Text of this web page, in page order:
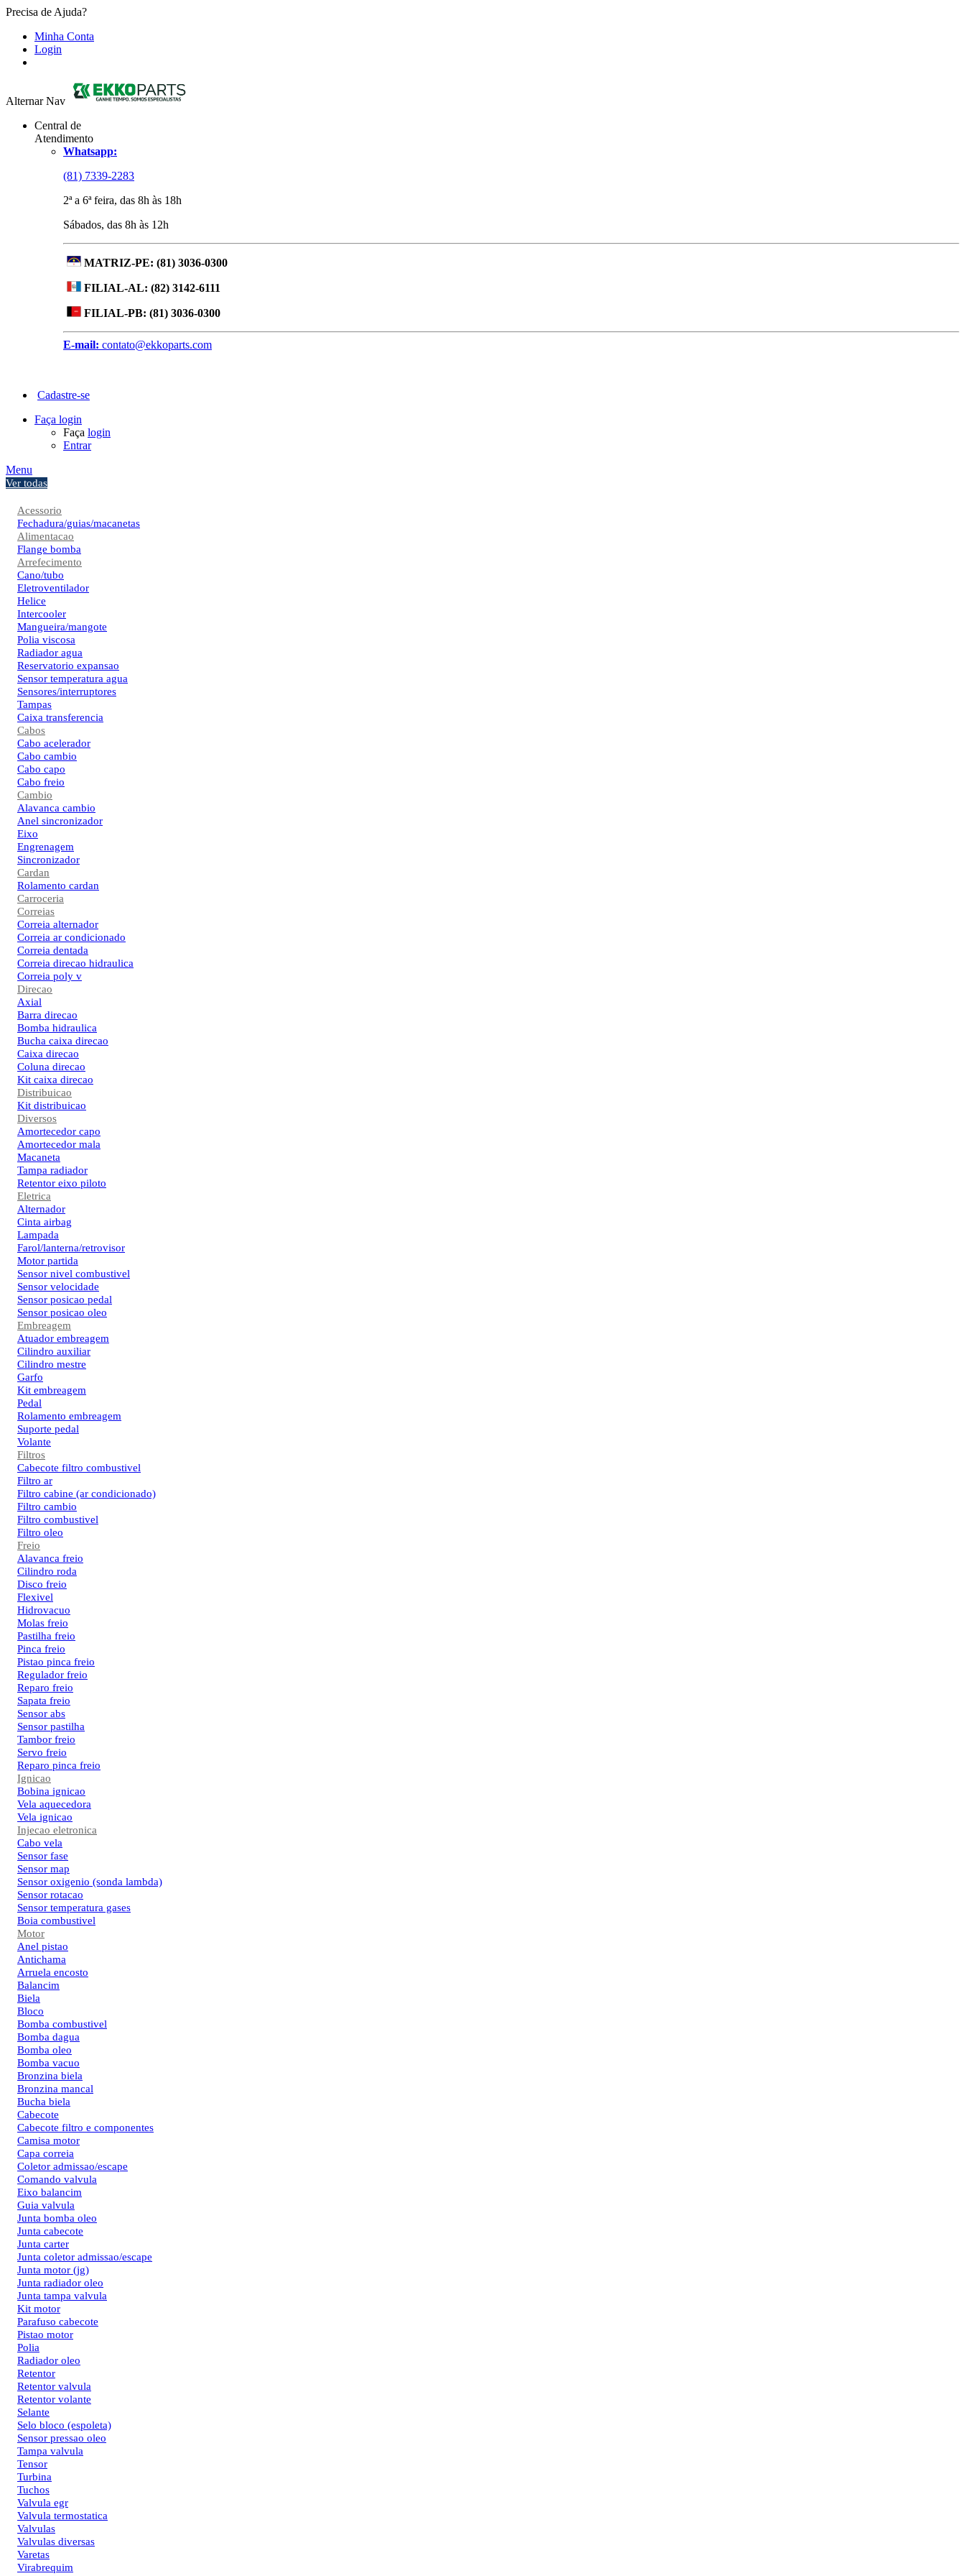
Precisa de Ajuda?
Minha Conta
Login
Alternar Nav
Central de
Atendimento
Whatsapp:
(81) 7339-2283
2ª a 6ª feira, das 8h às 18h
Sábados, das 8h às 12h
MATRIZ-PE: (81) 3036-0300
FILIAL-AL: (82) 3142-6111
FILIAL-PB: (81) 3036-0300
E-mail: contato@ekkoparts.com
Cadastre-se
Faça login
Faça login
Entrar
Menu
Ver todas
Acessorio
Fechadura/guias/macanetas
Alimentacao
Flange bomba
Arrefecimento
Cano/tubo
Eletroventilador
Helice
Intercooler
Mangueira/mangote
Polia viscosa
Radiador agua
Reservatorio expansao
Sensor temperatura agua
Sensores/interruptores
Tampas
Caixa transferencia
Cabos
Cabo acelerador
Cabo cambio
Cabo capo
Cabo freio
Cambio
Alavanca cambio
Anel sincronizador
Eixo
Engrenagem
Sincronizador
Cardan
Rolamento cardan
Carroceria
Correias
Correia alternador
Correia ar condicionado
Correia dentada
Correia direcao hidraulica
Correia poly v
Direcao
Axial
Barra direcao
Bomba hidraulica
Bucha caixa direcao
Caixa direcao
Coluna direcao
Kit caixa direcao
Distribuicao
Kit distribuicao
Diversos
Amortecedor capo
Amortecedor mala
Macaneta
Tampa radiador
Retentor eixo piloto
Eletrica
Alternador
Cinta airbag
Lampada
Farol/lanterna/retrovisor
Motor partida
Sensor nivel combustivel
Sensor velocidade
Sensor posicao pedal
Sensor posicao oleo
Embreagem
Atuador embreagem
Cilindro auxiliar
Cilindro mestre
Garfo
Kit embreagem
Pedal
Rolamento embreagem
Suporte pedal
Volante
Filtros
Cabecote filtro combustivel
Filtro ar
Filtro cabine (ar condicionado)
Filtro cambio
Filtro combustivel
Filtro oleo
Freio
Alavanca freio
Cilindro roda
Disco freio
Flexivel
Hidrovacuo
Molas freio
Pastilha freio
Pinca freio
Pistao pinca freio
Regulador freio
Reparo freio
Sapata freio
Sensor abs
Sensor pastilha
Tambor freio
Servo freio
Reparo pinca freio
Ignicao
Bobina ignicao
Vela aquecedora
Vela ignicao
Injecao eletronica
Cabo vela
Sensor fase
Sensor map
Sensor oxigenio (sonda lambda)
Sensor rotacao
Sensor temperatura gases
Boia combustivel
Motor
Anel pistao
Antichama
Arruela encosto
Balancim
Biela
Bloco
Bomba combustivel
Bomba dagua
Bomba oleo
Bomba vacuo
Bronzina biela
Bronzina mancal
Bucha biela
Cabecote
Cabecote filtro e componentes
Camisa motor
Capa correia
Coletor admissao/escape
Comando valvula
Eixo balancim
Guia valvula
Junta bomba oleo
Junta cabecote
Junta carter
Junta coletor admissao/escape
Junta motor (jg)
Junta radiador oleo
Junta tampa valvula
Kit motor
Parafuso cabecote
Pistao motor
Polia
Radiador oleo
Retentor
Retentor valvula
Retentor volante
Selante
Selo bloco (espoleta)
Sensor pressao oleo
Tampa valvula
Tensor
Turbina
Tuchos
Valvula egr
Valvula termostatica
Valvulas
Valvulas diversas
Varetas
Virabrequim